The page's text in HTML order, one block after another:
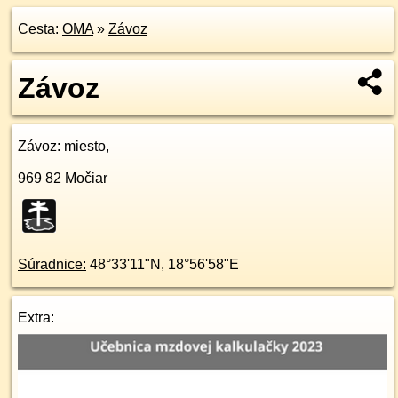
Cesta: OMA» Závoz
Závoz
Závoz: miesto,
969 82 Močiar
Súradnice: 48°33'11"N , 18°56'58"E
Extra: